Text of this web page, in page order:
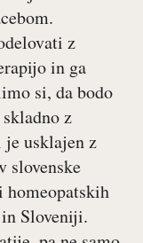
z
in ga
si, da bodo
z
usklajen z
slovenske
Sloveniji.